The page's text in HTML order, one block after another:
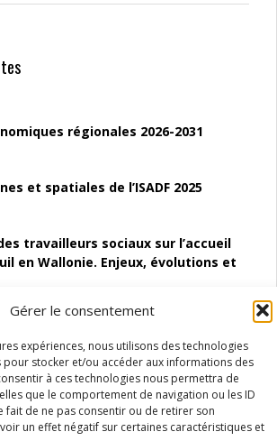
Gérer le consentement
expériences, nous utilisons des technologies
pour stocker et/ou accéder aux informations des
à ces technologies nous permettra de
que le comportement de navigation ou les ID
fait de ne pas consentir ou de retirer son
un effet négatif sur certaines caractéristiques et
régionales 2026-2031
et spatiales de l’ISADF 2025
travailleurs sociaux sur l’accueil
en Wallonie. Enjeux, évolutions et
des Structures
à l’autocréation d’emploi (SAACE)
infirmier :quels indicateurs
comprendre la situation en